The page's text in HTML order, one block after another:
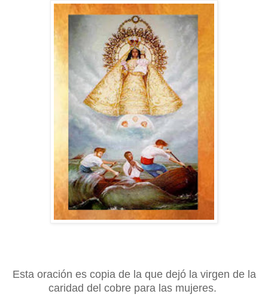
Esta oración es copia de la que dejó la virgen de la
caridad del cobre para las mujeres.